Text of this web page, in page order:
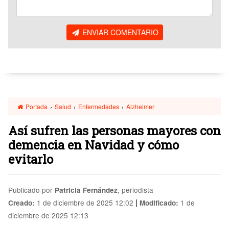
ENVIAR COMENTARIO
Portada › Salud › Enfermedades › Alzheimer
Así sufren las personas mayores con
demencia en Navidad y cómo
evitarlo
Publicado por Patricia Fernández, periodista
Creado: 1 de diciembre de 2025 12:02 | Modificado: 1 de
diciembre de 2025 12:13